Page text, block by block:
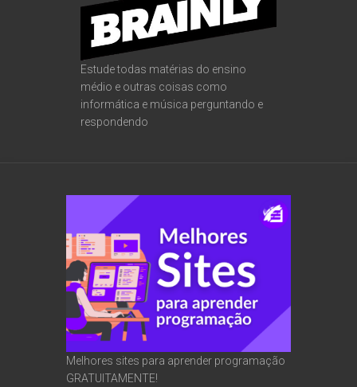
Estude todas matérias do ensino
médio e outras coisas como
informática e música perguntando e
respondendo
Melhores sites para aprender programação
GRATUITAMENTE!